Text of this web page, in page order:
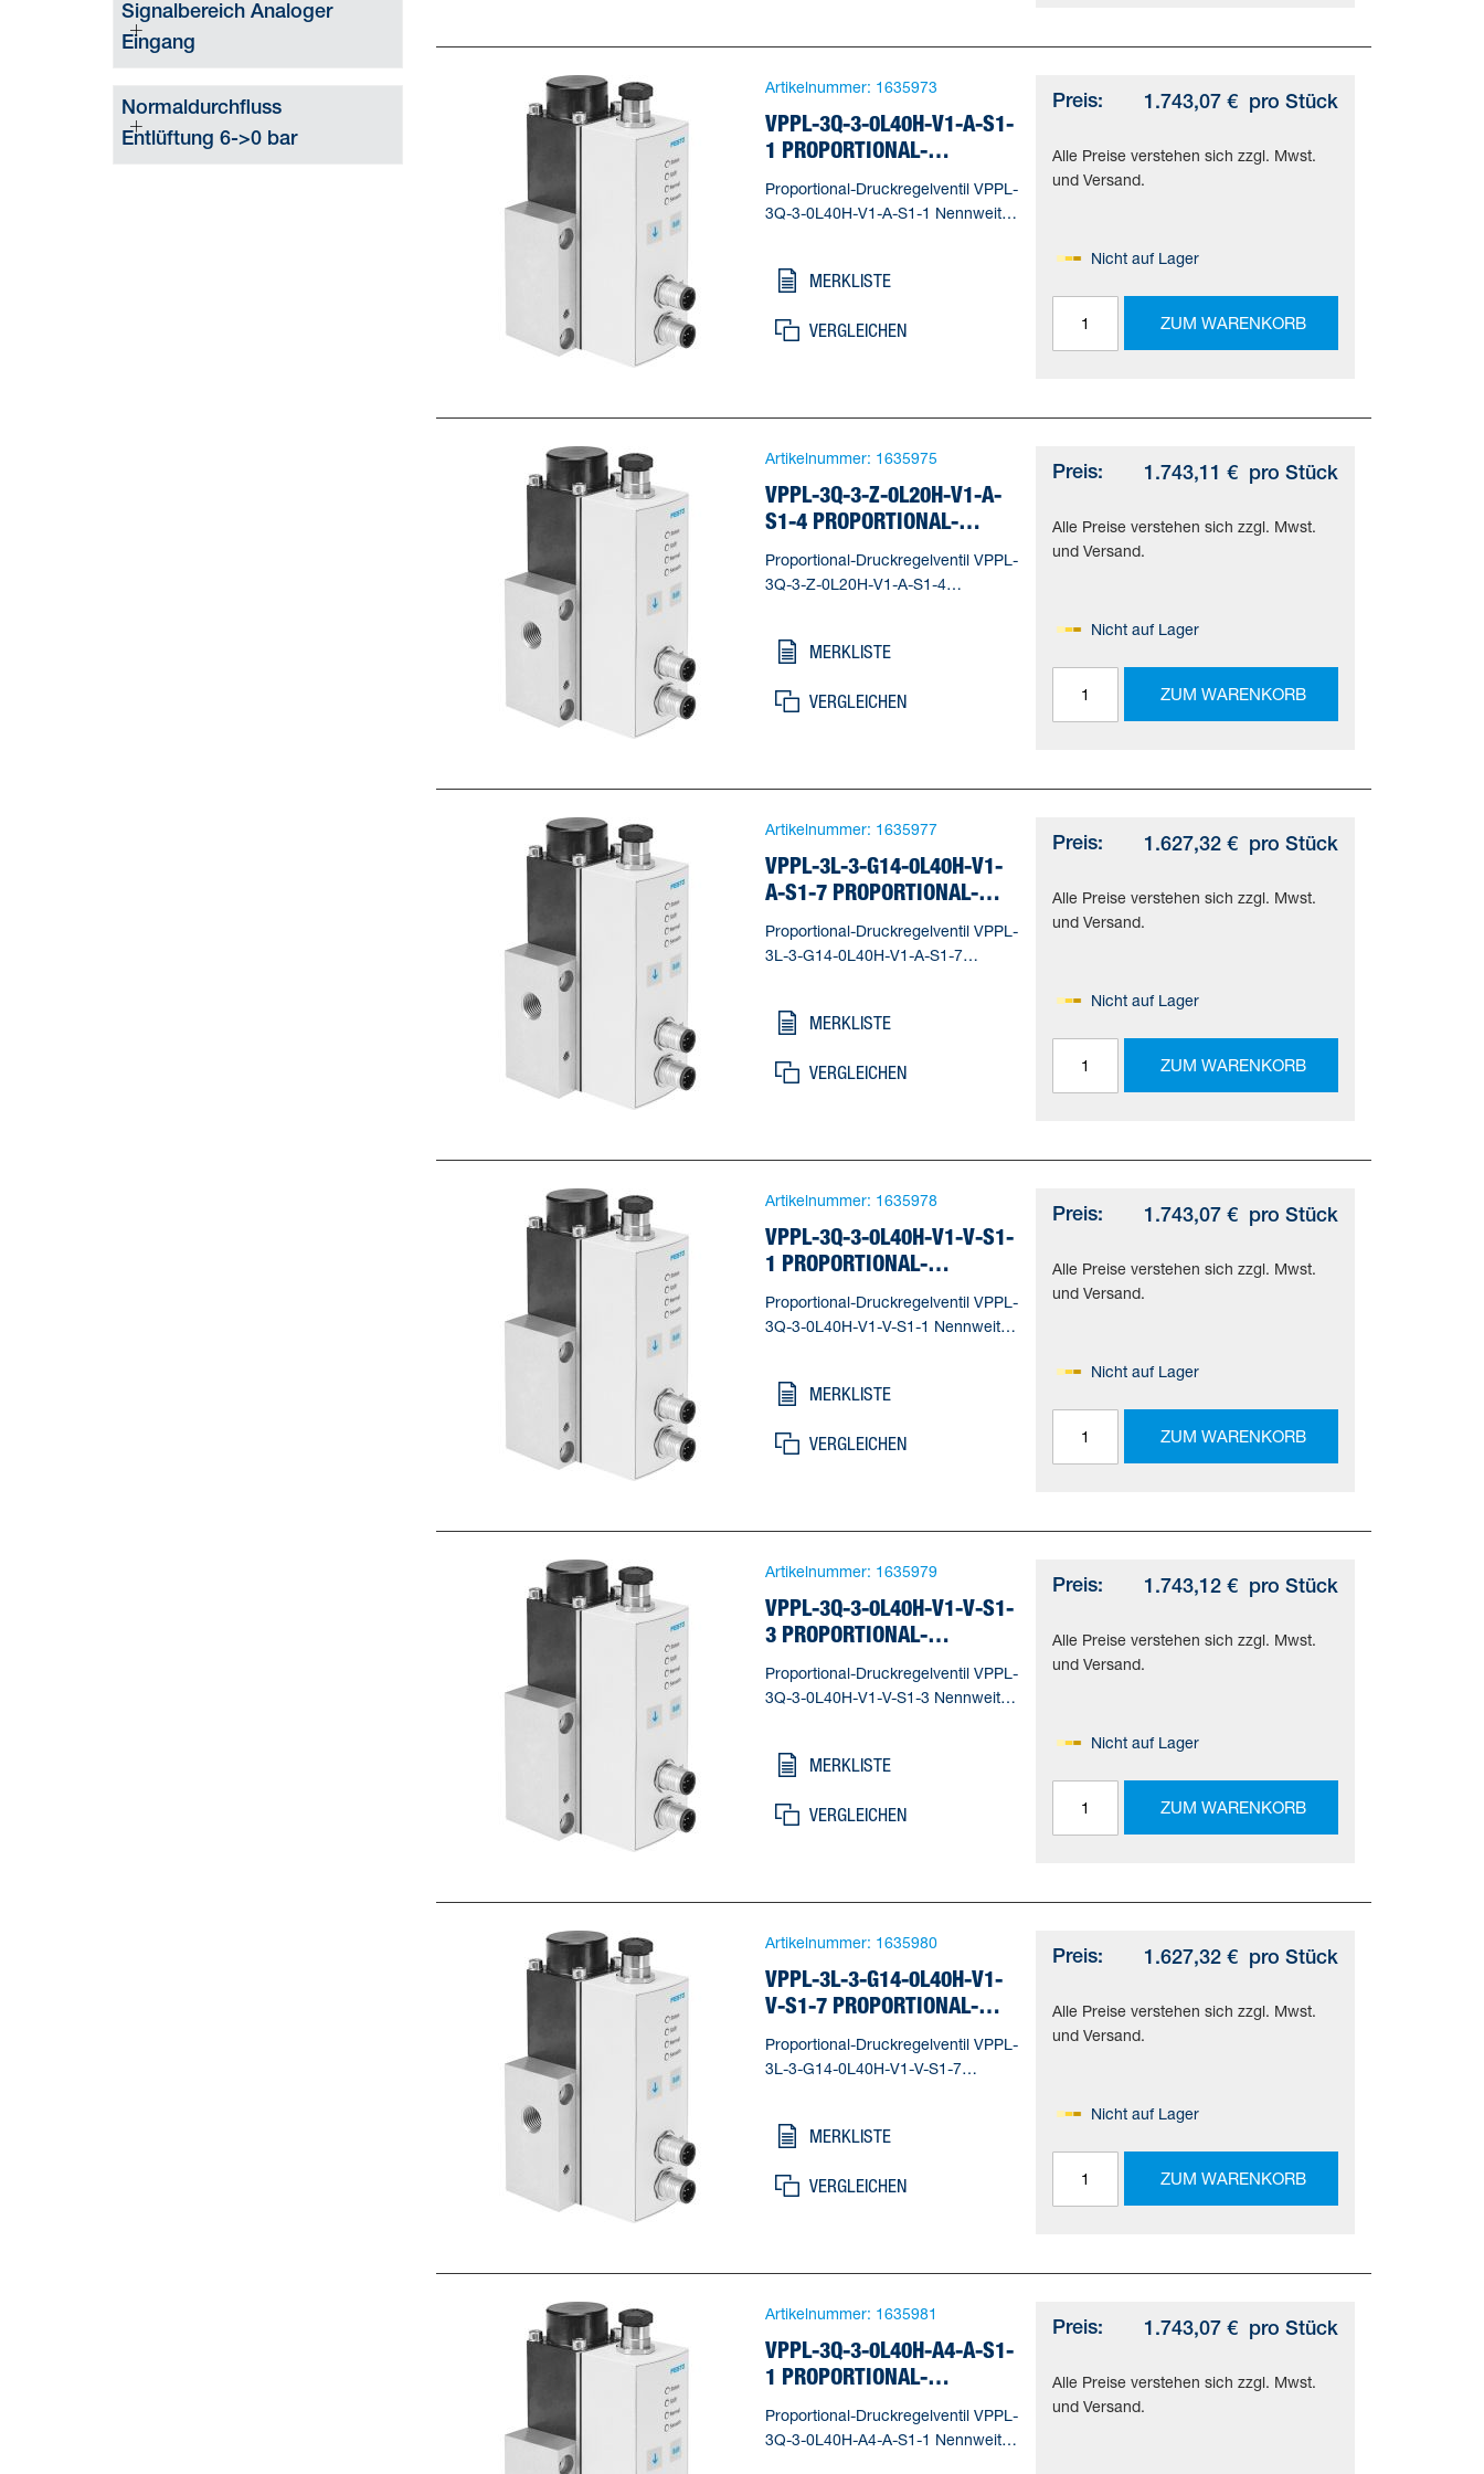
Signalbereich Analoger
Eingang
Normaldurchfluss
Entlüftung 6->0 bar
Artikelnummer: 1635973
VPPL-3Q-3-0L40H-V1-A-S1-
1 PROPORTIONAL-
DRUCKREGELVENTIL
Proportional-Druckregelventil VPPL-
3Q-3-0L40H-V1-A-S1-1 Nennweite
Betätigungsart=elektrisch,
beliebig, * vorzugsweise stehend)
MERKLISTE
VERGLEICHEN
Preis: 1.743,07 € pro Stück
Alle Preise verstehen sich zzgl. Mwst.
und Versand.
Nicht auf Lager
ZUM WARENKORB
Artikelnummer: 1635975
VPPL-3Q-3-Z-0L20H-V1-A-
S1-4 PROPORTIONAL-
DRUCKREGELVENTIL
Proportional-Druckregelventil VPPL-
3Q-3-Z-0L20H-V1-A-S1-4
Betätigungsart=elektrisch,
beliebig, * vorzugsweise stehend)
MERKLISTE
VERGLEICHEN
Preis: 1.743,11 € pro Stück
Alle Preise verstehen sich zzgl. Mwst.
und Versand.
Nicht auf Lager
ZUM WARENKORB
Artikelnummer: 1635977
VPPL-3L-3-G14-0L40H-V1-
A-S1-7 PROPORTIONAL-
DRUCKREGELVENTIL
Proportional-Druckregelventil VPPL-
3L-3-G14-0L40H-V1-A-S1-7
Betätigungsart=elektrisch,
beliebig, * vorzugsweise stehend)
MERKLISTE
VERGLEICHEN
Preis: 1.627,32 € pro Stück
Alle Preise verstehen sich zzgl. Mwst.
und Versand.
Nicht auf Lager
ZUM WARENKORB
Artikelnummer: 1635978
VPPL-3Q-3-0L40H-V1-V-S1-
1 PROPORTIONAL-
DRUCKREGELVENTIL
Proportional-Druckregelventil VPPL-
3Q-3-0L40H-V1-V-S1-1 Nennweite
Betätigungsart=elektrisch,
beliebig, * vorzugsweise stehend)
MERKLISTE
VERGLEICHEN
Preis: 1.743,07 € pro Stück
Alle Preise verstehen sich zzgl. Mwst.
und Versand.
Nicht auf Lager
ZUM WARENKORB
Artikelnummer: 1635979
VPPL-3Q-3-0L40H-V1-V-S1-
3 PROPORTIONAL-
DRUCKREGELVENTIL
Proportional-Druckregelventil VPPL-
3Q-3-0L40H-V1-V-S1-3 Nennweite
Betätigungsart=elektrisch,
beliebig, * vorzugsweise stehend)
MERKLISTE
VERGLEICHEN
Preis: 1.743,12 € pro Stück
Alle Preise verstehen sich zzgl. Mwst.
und Versand.
Nicht auf Lager
ZUM WARENKORB
Artikelnummer: 1635980
VPPL-3L-3-G14-0L40H-V1-
V-S1-7 PROPORTIONAL-
DRUCKREGELVENTIL
Proportional-Druckregelventil VPPL-
3L-3-G14-0L40H-V1-V-S1-7
Betätigungsart=elektrisch,
beliebig, * vorzugsweise stehend)
MERKLISTE
VERGLEICHEN
Preis: 1.627,32 € pro Stück
Alle Preise verstehen sich zzgl. Mwst.
und Versand.
Nicht auf Lager
ZUM WARENKORB
Artikelnummer: 1635981
VPPL-3Q-3-0L40H-A4-A-S1-
1 PROPORTIONAL-
DRUCKREGELVENTIL
Proportional-Druckregelventil VPPL-
3Q-3-0L40H-A4-A-S1-1 Nennweite
Preis: 1.743,07 € pro Stück
Alle Preise verstehen sich zzgl. Mwst.
und Versand.